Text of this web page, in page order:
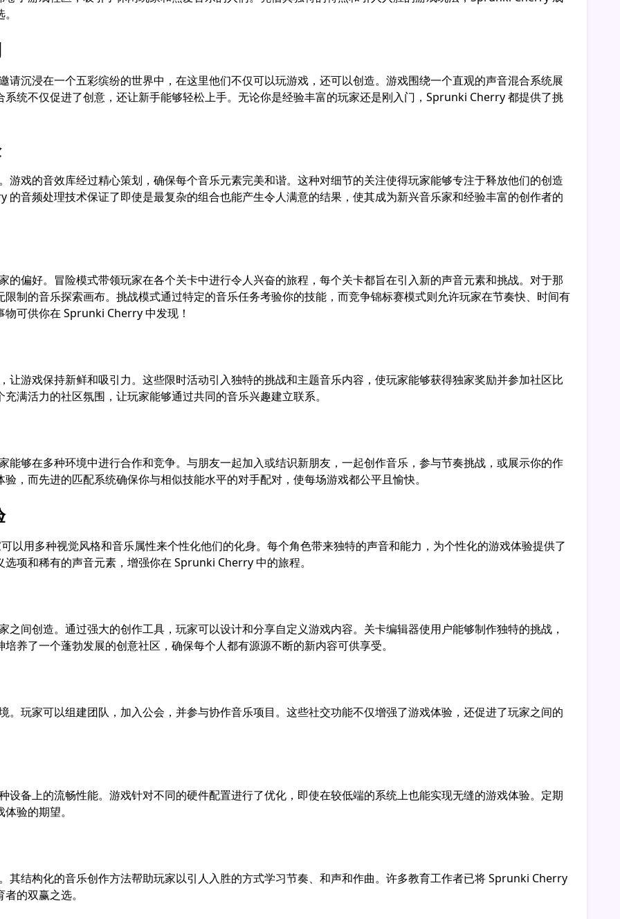
沉浸在一个五彩缤纷的世界中，在这里他们不仅可以玩游戏，还可以创造。游戏围绕一个直观的声音混合系统展
统不仅促进了创意，还让新手能够轻松上手。无论你是经验丰富的玩家还是刚入门，Sprunki Cherry 都提供了挑
戏的音效库经过精心策划，确保每个音乐元素完美和谐。这种对细节的关注使得玩家能够专注于释放他们的创造
音频处理技术保证了即使是最复杂的组合也能产生令人满意的结果，使其成为新兴音乐家和经验丰富的创作者的
偏好。冒险模式带领玩家在各个关卡中进行令人兴奋的旅程，每个关卡都旨在引入新的声音元素和挑战。对于那
制的音乐探索画布。挑战模式通过特定的音乐任务考验你的技能，而竞争锦标赛模式则允许玩家在节奏快、时间有
可供你在 Sprunki Cherry 中发现！
游戏保持新鲜和吸引力。这些限时活动引入独特的挑战和主题音乐内容，使玩家能够获得独家奖励并参加社区比
满活力的社区氛围，让玩家能够通过共同的音乐兴趣建立联系。
够在多种环境中进行合作和竞争。与朋友一起加入或结识新朋友，一起创作音乐，参与节奏挑战，或展示你的作
，而先进的匹配系统确保你与相似技能水平的对手配对，使每场游戏都公平且愉快。
用多种视觉风格和音乐属性来个性化他们的化身。每个角色带来独特的声音和能力，为个性化的游戏体验提供了
项和稀有的声音元素，增强你在 Sprunki Cherry 中的旅程。
间创造。通过强大的创作工具，玩家可以设计和分享自定义游戏内容。关卡编辑器使用户能够制作独特的挑战，
养了一个蓬勃发展的创意社区，确保每个人都有源源不断的新内容可供享受。
玩家可以组建团队，加入公会，并参与协作音乐项目。这些社交功能不仅增强了游戏体验，还促进了玩家之间的
备上的流畅性能。游戏针对不同的硬件配置进行了优化，即使在较低端的系统上也能实现无缝的游戏体验。定期
验的期望。
结构化的音乐创作方法帮助玩家以引人入胜的方式学习节奏、和声和作曲。许多教育工作者已将 Sprunki Cherry
的双赢之选。